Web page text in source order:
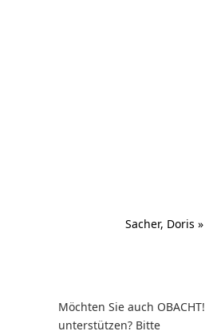
Sacher, Doris »
Möchten Sie auch OBACHT!
unterstützen? Bitte